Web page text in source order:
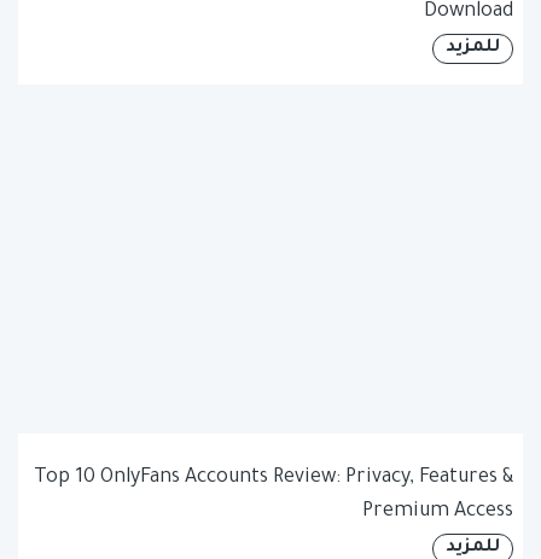
Download
للمزيد
Top 10 OnlyFans Accounts Review: Privacy, Features &
Premium Access
للمزيد